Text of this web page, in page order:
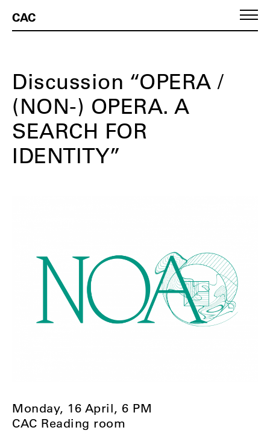
CAC
Discussion “OPERA /
(NON-) OPERA. A
SEARCH FOR
IDENTITY”
Monday, 16 April, 6 PM
CAC Reading room